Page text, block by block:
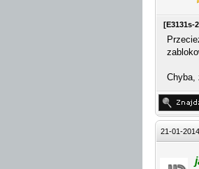
[E3131s-
Chyba,
21-01-